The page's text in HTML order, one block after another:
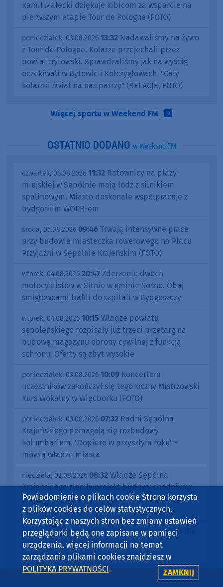
Kamil Małecki dziękuje kibicom za wsparcie na
pierwszym etapie Tour de Pologne (FOTO)
poniedziałek, 03.08.2026 13:32 Nadawaliśmy na żywo
z Tour de Pologne. Kolarze przejechali przez
powiat bytowski. Sprawdzaliśmy jak na wyścig
oczekiwali w Bytowie i Kołczygłowach. "Cały
kolarski świat na nas patrzy" (RELACJE, FOTO)
Więcej sportu w Weekend FM
OSTATNIO DODANO w Weekend FM
czwartek, 06.08.2026 11:32 Ratownicy na plaży
miejskiej w Sępólnie mają łódź z silnikiem
spalinowym. Miasto doskonale współpracuje z
bydgoskim WOPR-em
środa, 05.08.2026 09:46 Trwają intensywne prace
przy budowie miasteczka rowerowego na Placu
Przyjaźni w Sępólnie Krajeńskim (FOTO)
wtorek, 04.08.2026 20:47 Zderzenie dwóch
motocyklistów w Sitnie w gminie Sośno. Obaj
śmigłowcami trafili do szpitali w Bydgoszczy
wtorek, 04.08.2026 10:15 Władze powiatu
sępoleńskiego rozpisały już trzeci przetarg na
budowę magazynu obrony cywilnej z funkcją
schronu. Oferty są zbyt wysokie
poniedziałek, 03.08.2026 10:09 Koncertem
uczestników zakończył się tegoroczny Mistrzowski
Kurs Wokalny w Więcborku (FOTO)
poniedziałek, 03.08.2026 07:32 Radni Sępólna
Krajeńskiego domagają się rozbudowy
kolumbarium. "Dopiero w przyszłym roku" -
mówią władze miasta
niedziela, 02.08.2026 08:32 Władze Sępólna
Krajeńskiego zleciły projekt budowy chodników
przy przystankach autobusowych na drodze
wojewódzkiej 241
sobota, 01.08.2026 08:31Będzie nowe przejście dla
pieszych na ulicy Kościuszki w Sępólnie
Krajeńskim. Trwają prace projektowe
W Runowie Krajeńskim, w
Powiadomienie o plikach cookie Strona korzysta
z plików cookies do celów statystycznych.
Korzystając z naszych stron bez zmiany ustawień
przeglądarki będą one zapisane w pamięci
urządzenia, więcej informacji na temat
zarządzania plikami cookies znajdziesz w
POLITYKA PRYWATNOŚCI. ZAMKNIJ